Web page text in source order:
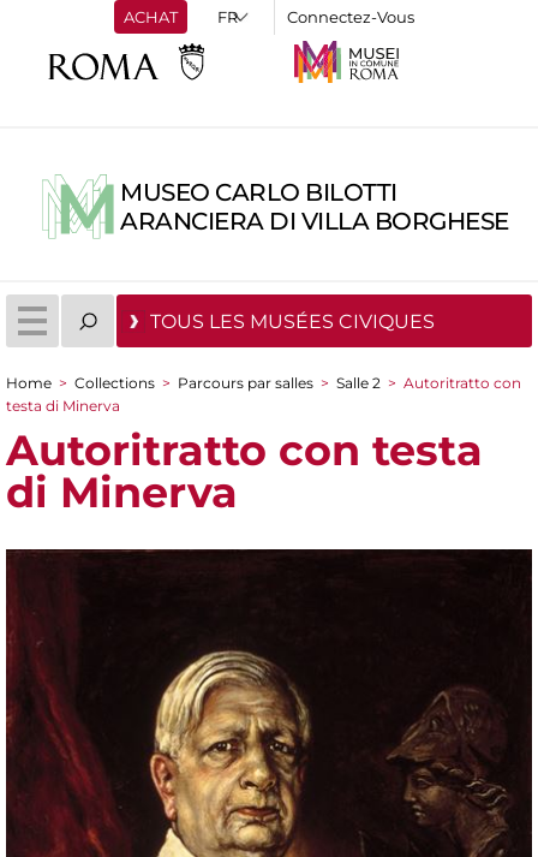
ACHAT Connectez-Vous
MUSEO CARLO BILOTTI
ARANCIERA DI VILLA BORGHESE
TOUS LES MUSÉES CIVIQUES
You are here
Home > Collections > Parcours par salles > Salle 2 > Autoritratto con
testa di Minerva
Autoritratto con testa
di Minerva